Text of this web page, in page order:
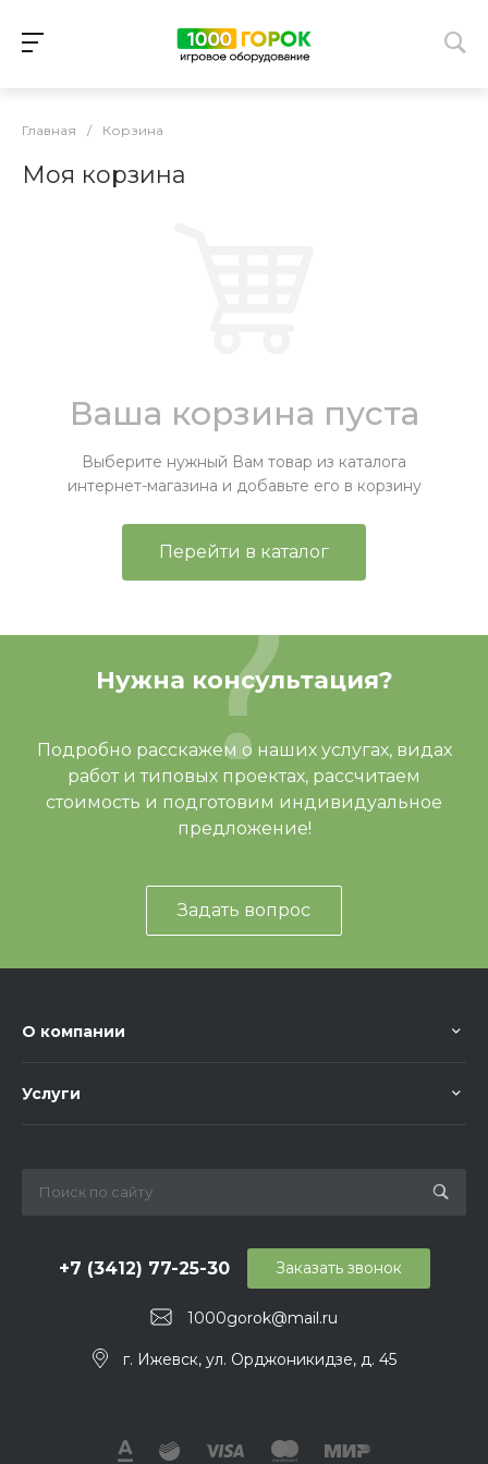
Главная / Корзина
Моя корзина
Ваша корзина пуста
Выберите нужный Вам товар из каталога
интернет-магазина и добавьте его в корзину
Перейти в каталог
Нужна консультация?
Подробно расскажем о наших услугах, видах
работ и типовых проектах, рассчитаем
стоимость и подготовим индивидуальное
предложение!
Задать вопрос
О компании
Услуги
+7 (3412) 77-25-30
1000gorok@mail.ru
Заказать звонок
г. Ижевск, ул. Орджоникидзе, д. 45